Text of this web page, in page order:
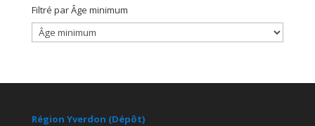
Filtré par Âge minimum
Région Yverdon (Dépôt)